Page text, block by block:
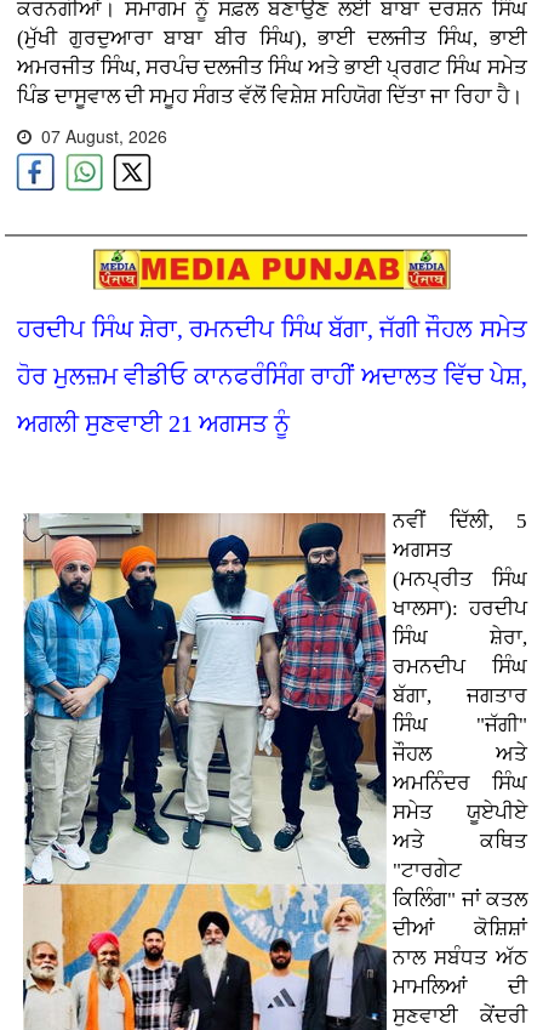
ਕਰਨਗੀਆਂ। ਸਮਾਗਮ ਨੂੰ ਸਫ਼ਲ ਬਣਾਉਣ ਲਈ ਬਾਬਾ ਦਰਸ਼ਨ ਸਿੰਘ
(ਮੁੱਖੀ ਗੁਰਦੁਆਰਾ ਬਾਬਾ ਬੀਰ ਸਿੰਘ), ਭਾਈ ਦਲਜੀਤ ਸਿੰਘ, ਭਾਈ
ਅਮਰਜੀਤ ਸਿੰਘ, ਸਰਪੰਚ ਦਲਜੀਤ ਸਿੰਘ ਅਤੇ ਭਾਈ ਪ੍ਰਗਟ ਸਿੰਘ ਸਮੇਤ
ਪਿੰਡ ਦਾਸੂਵਾਲ ਦੀ ਸਮੂਹ ਸੰਗਤ ਵੱਲੋਂ ਵਿਸ਼ੇਸ਼ ਸਹਿਯੋਗ ਦਿੱਤਾ ਜਾ ਰਿਹਾ ਹੈ।
07 August, 2026
ਹਰਦੀਪ ਸਿੰਘ ਸ਼ੇਰਾ, ਰਮਨਦੀਪ ਸਿੰਘ ਬੱਗਾ, ਜੱਗੀ ਜੌਹਲ ਸਮੇਤ
ਹੋਰ ਮੁਲਜ਼ਮ ਵੀਡੀਓ ਕਾਨਫਰੰਸਿੰਗ ਰਾਹੀਂ ਅਦਾਲਤ ਵਿੱਚ ਪੇਸ਼,
ਅਗਲੀ ਸੁਣਵਾਈ 21 ਅਗਸਤ ਨੂੰ
ਨਵੀਂ ਦਿੱਲੀ, 5
ਅਗਸਤ
(ਮਨਪ੍ਰੀਤ ਸਿੰਘ
ਖਾਲਸਾ): ਹਰਦੀਪ
ਸਿੰਘ ਸ਼ੇਰਾ,
ਰਮਨਦੀਪ ਸਿੰਘ
ਬੱਗਾ, ਜਗਤਾਰ
ਸਿੰਘ "ਜੱਗੀ"
ਜੌਹਲ ਅਤੇ
ਅਮਨਿੰਦਰ ਸਿੰਘ
ਸਮੇਤ ਯੂਏਪੀਏ
ਅਤੇ ਕਥਿਤ
"ਟਾਰਗੇਟ
ਕਿਲਿੰਗ" ਜਾਂ ਕਤਲ
ਦੀਆਂ ਕੋਸ਼ਿਸ਼ਾਂ
ਨਾਲ ਸਬੰਧਤ ਅੱਠ
ਮਾਮਲਿਆਂ ਦੀ
ਸੁਣਵਾਈ ਕੇਂਦਰੀ